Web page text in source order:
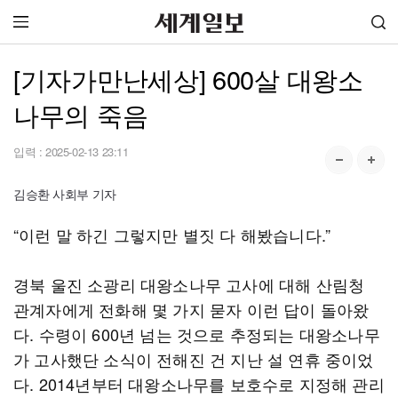
[기자가만난세상] 600살 대왕소
나무의 죽음
입력 : 2025-02-13 23:11
김승환 사회부 기자
“이런 말 하긴 그렇지만 별짓 다 해봤습니다.”
경북 울진 소광리 대왕소나무 고사에 대해 산림청
관계자에게 전화해 몇 가지 묻자 이런 답이 돌아왔
다. 수령이 600년 넘는 것으로 추정되는 대왕소나무
가 고사했단 소식이 전해진 건 지난 설 연휴 중이었
다. 2014년부터 대왕소나무를 보호수로 지정해 관리